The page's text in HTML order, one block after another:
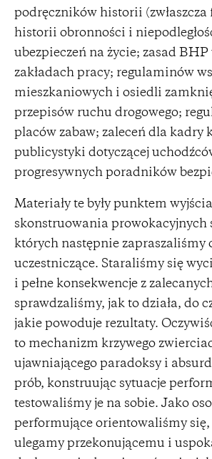
podręczników historii (zwłaszcza
historii obronności i
ubezpieczeń na życie; zasad BHP
zakładach pracy; regulaminów
mieszkaniowych i osiedli
przepisów ruchu drogowego;
placów zabaw; zaleceń dla kadry
publicystyki dotyczącej
progresywnych poradników
Materiały te były punktem
skonstruowania prowokacyjnych
których następnie zapraszaliśmy
uczestniczące. Staraliśmy się
i pełne konsekwencje z
sprawdzaliśmy, jak to działa, do
jakie powoduje rezultaty.
to mechanizm krzywego
ujawniającego paradoksy i
prób, konstruując sytuacje
testowaliśmy je na sobie. Jako
performujące orientowaliśmy się,
ulegamy przekonującemu i